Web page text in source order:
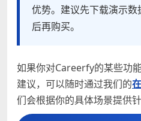
优势。建议先下载演示
后再购买。
如果你对Careerfy的某些功
建议，可以随时通过我们的
们会根据你的具体场景提供